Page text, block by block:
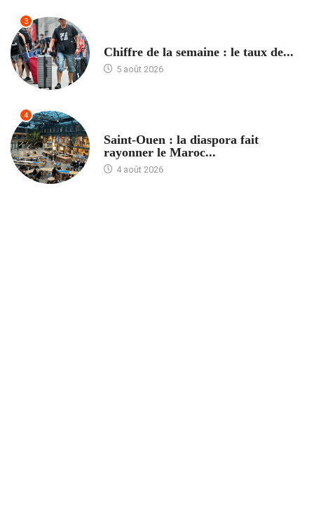
3
Chiffre de la semaine : le taux de...
5 août 2026
4
Saint-Ouen : la diaspora fait
rayonner le Maroc...
4 août 2026